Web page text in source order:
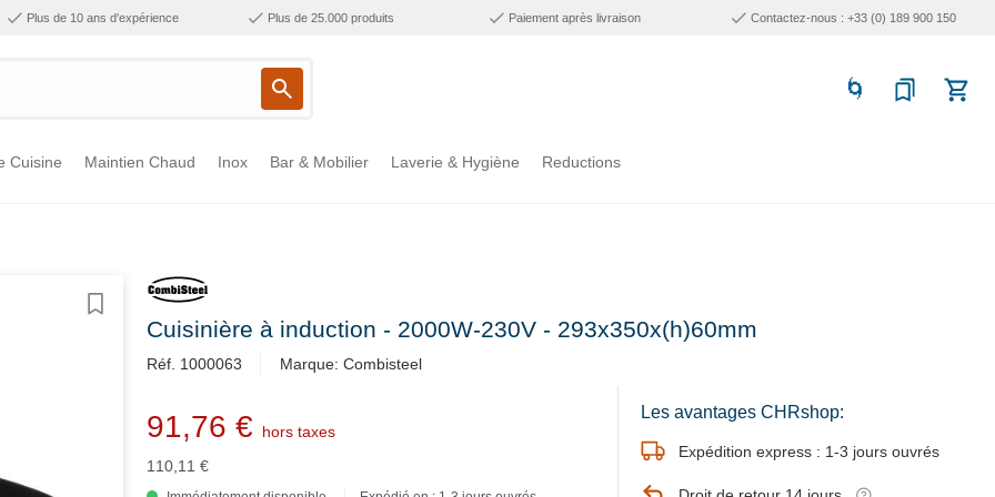
Plus de 10 ans d'expérience Plus de 25.000 produits Paiement après livraison Contactez-nous : +33 (0) 189 900 150
Cuisine Maintien Chaud Inox Bar & Mobilier Laverie & Hygiène Reductions
Cuisinière à induction - 2000W-230V - 293x350x(h)60mm
Réf. 1000063 Marque: Combisteel
91,76 €
hors taxes
110,11 €
Les avantages CHRshop:
Expédition express : 1-3 jours ouvrés